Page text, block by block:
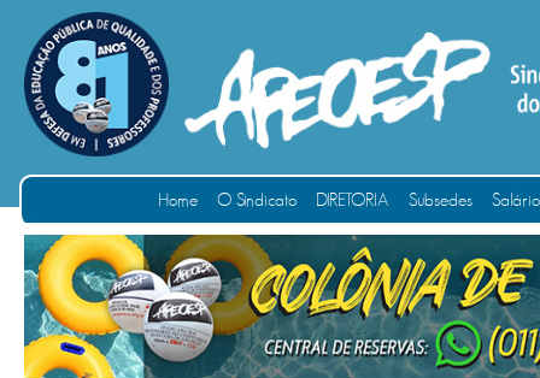
Home O Sindicato DIRETORIA Subsedes